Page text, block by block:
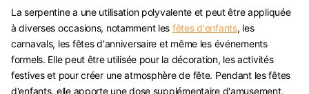
La serpentine a une utilisation polyvalente et peut être appliquée
à diverses occasions, notamment les fêtes d'enfants, les
carnavals, les fêtes d'anniversaire et même les événements
formels. Elle peut être utilisée pour la décoration, les activités
festives et pour créer une atmosphère de fête. Pendant les fêtes
d'enfants, elle apporte une dose supplémentaire d'amusement,